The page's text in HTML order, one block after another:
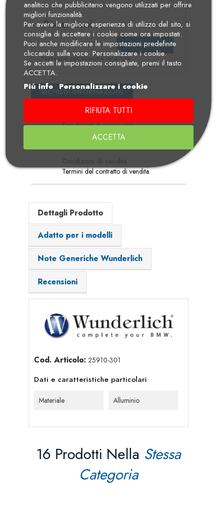
Recensioni
AGGIUNGI
Nessuna recensione ricevuta
RICHIEDI INFORMAZIONI
Spedizioni e consegna
Condizioni per la consegna
Condizioni di vendita
Termini del contratto di vendita
Dettagli Prodotto
Adatto per i modelli
Note Generiche Wunderlich
Recensioni
Cod. Articolo: 25910-301
Dati e caratteristiche particolari
Materiale Alluminio
16 Prodotti Nella Stessa
Categoria
analitico che pubblicitario vengono utilizzati per offrire
migliori funzionalità.
Per avere la migliore esperienza di utilizzo del sito, si
consiglia di accettare i cookie come ora impostati.
Puoi anche modificare le impostazioni predefinite
cliccando sulla voce: Personalizzare i cookie.
Se accetti le impostazioni consigliate, premi il tasto
ACCETTA.
Piú info Personalizzare i cookie
RIFIUTA TUTTI
ACCETTA